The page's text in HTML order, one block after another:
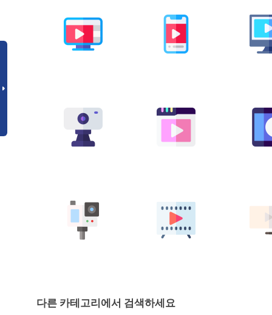
다른 카테고리에서 검색하세요